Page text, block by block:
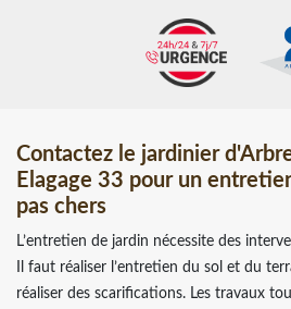
Contactez le jardinier
Elagage 33 pour un
pas chers
L’entretien de jardin nécessite des
Il faut réaliser l’entretien du sol et du
réaliser des scarifications. Les travaux